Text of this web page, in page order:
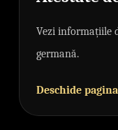
Vezi informațiile
germană.
Deschide pagina